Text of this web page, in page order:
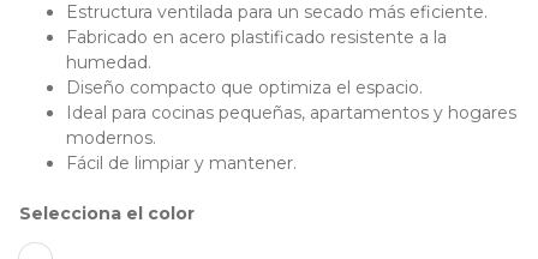
Estructura ventilada para un secado más eficiente.
Fabricado en acero plastificado resistente a la
humedad.
Diseño compacto que optimiza el espacio.
Ideal para cocinas pequeñas, apartamentos y hogares
modernos.
Fácil de limpiar y mantener.
color